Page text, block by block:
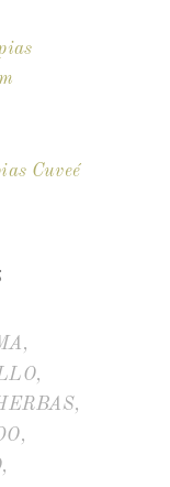
Cuveé